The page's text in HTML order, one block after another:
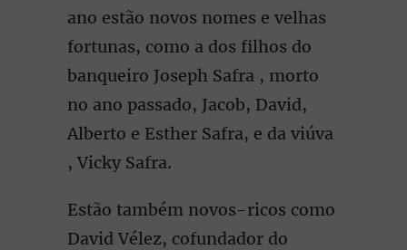
ano estão novos nomes e velhas
fortunas, como a dos filhos do
banqueiro Joseph Safra , morto
no ano passado, Jacob, David,
Alberto e Esther Safra, e da viúva
, Vicky Safra.
Estão também novos-ricos como
David Vélez, cofundador do